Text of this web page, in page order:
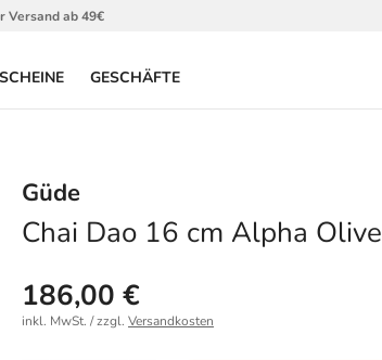
Versand ab 49€
GESCHÄFTE
Güde
Chai Dao 16 cm Alpha Olive
186,00 €
inkl. MwSt. / zzgl. Versandkosten